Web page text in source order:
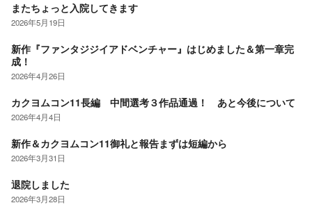
またちょっと入院してきます
2026年5月19日
新作『ファンタジジイアドベンチャー』はじめました＆第一章完
成！
2026年4月26日
カクヨムコン11長編 中間選考３作品通過！ あと今後について
2026年4月4日
新作＆カクヨムコン11御礼と報告まずは短編から
2026年3月31日
退院しました
2026年3月28日